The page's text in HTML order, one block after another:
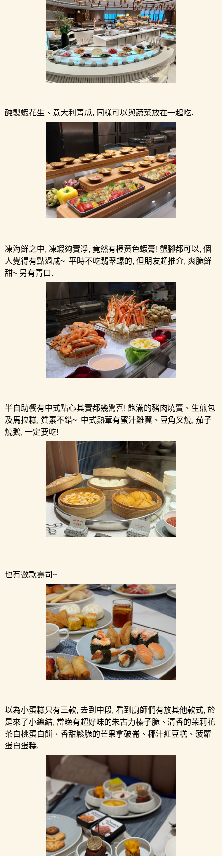
醃製蝦花生、意大利青瓜, 同樣可以與蔬菜放在一起吃.
凍海鮮之中, 凍蝦夠實淨, 竟然有橙黃色蝦膏! 蟹腳都可以, 個
人覺得有點過咸~ 平時不吃翡翠螺的, 但朋友超推介, 爽脆鮮
甜~ 另有青口.
半自助餐有中式點心其實都幾驚喜! 飽滿的豬肉燒賣、生煎包
及馬拉糕, 質素不錯~ 中式熱葷有蜜汁雞翼、豆角叉燒, 茄子
燒鵝, 一定要吃!
也有數款壽司~
以為小蛋糕只有三款, 去到中段, 看到廚師們有放其他款式, 於
是來了小總結, 當晚有超好味的朱古力榛子脆、清香的茉莉花
茶白桃蛋白餅、香甜鬆脆的芒果拿破崙、椰汁紅豆糕、菠蘿
蛋白蛋糕.